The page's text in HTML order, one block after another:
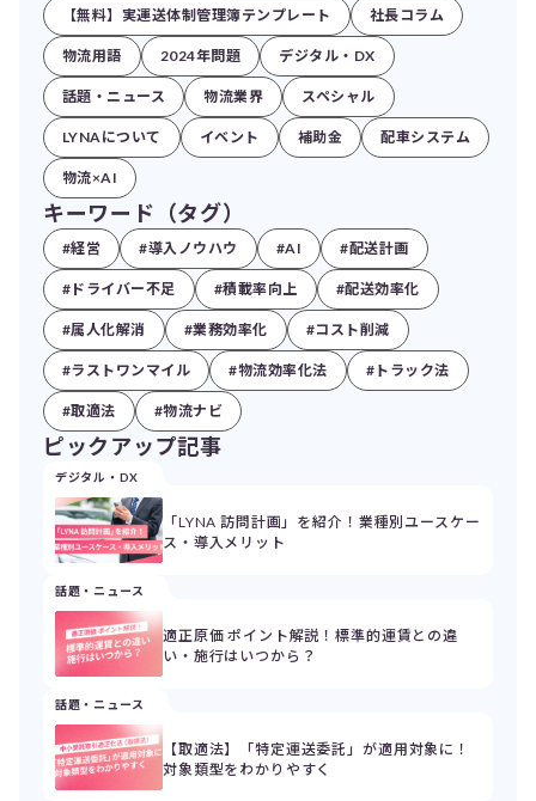
【無料】実運送体制管理簿テンプレート 社長コラム
物流用語 2024年問題 デジタル・DX
話題・ニュース 物流業界 スペシャル
LYNAについて イベント 補助金 配車システム
物流×AI
キーワード（タグ）
#経営 #導入ノウハウ #AI #配送計画
#ドライバー不足 #積載率向上 #配送効率化
#属人化解消 #業務効率化 #コスト削減
#ラストワンマイル #物流効率化法 #トラック法
#取適法 #物流ナビ
ピックアップ記事
デジタル・DX
「LYNA 訪問計画」を紹介！業種別ユースケー
ス・導入メリット
話題・ニュース
適正原価 ポイント解説！標準的運賃との違
い・施行はいつから？
話題・ニュース
【取適法】「特定運送委託」が適用対象に！
対象類型をわかりやすく